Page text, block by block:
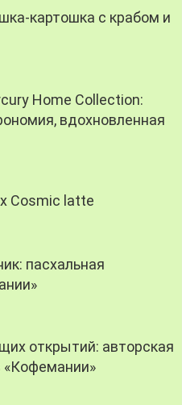
картошка с крабом и
Home Collection:
вдохновленная
Cosmic latte
пасхальная
открытий: авторская
«Кофемании»